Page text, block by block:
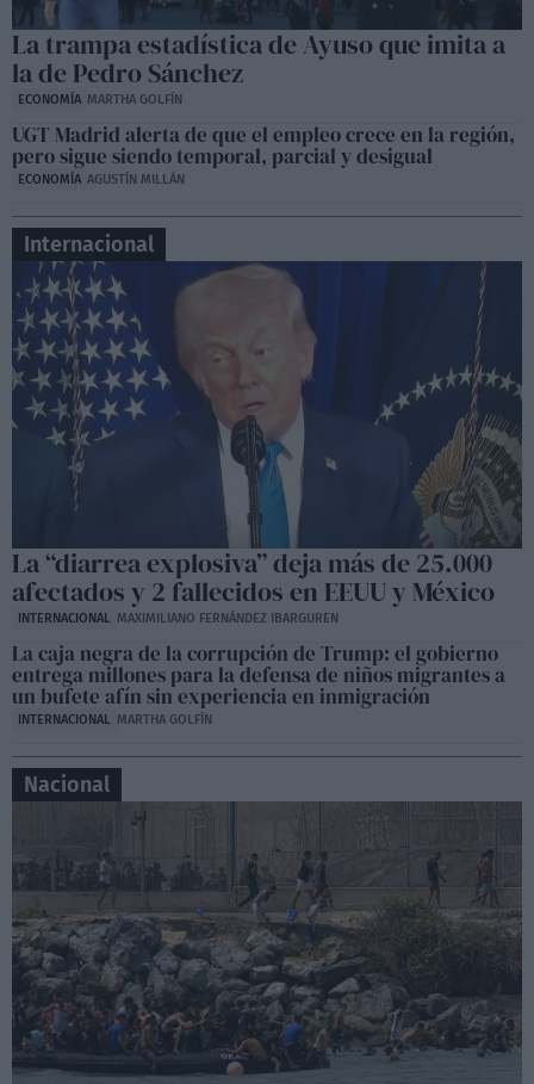
Sesión de control en la Asamblea de Madrid,
Lobato contra Ayuso
06:50
La trampa estadística de Ayuso que imita a
la de Pedro Sánchez
ECONOMÍA MARTHA GOLFÍN
UGT Madrid alerta de que el empleo crece en la región,
pero sigue siendo temporal, parcial y desigual
ECONOMÍA AGUSTÍN MILLÁN
Internacional
La “diarrea explosiva” deja más de 25.000
afectados y 2 fallecidos en EEUU y México
INTERNACIONAL MAXIMILIANO FERNÁNDEZ IBARGUREN
La caja negra de la corrupción de Trump: el gobierno
entrega millones para la defensa de niños migrantes a
un bufete afín sin experiencia en inmigración
INTERNACIONAL MARTHA GOLFÍN
Nacional